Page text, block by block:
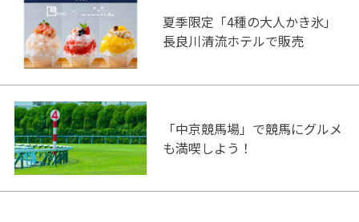
夏季限定「4種の大人かき氷」
長良川清流ホテルで販売
「中京競馬場」で競馬にグルメ
も満喫しよう！